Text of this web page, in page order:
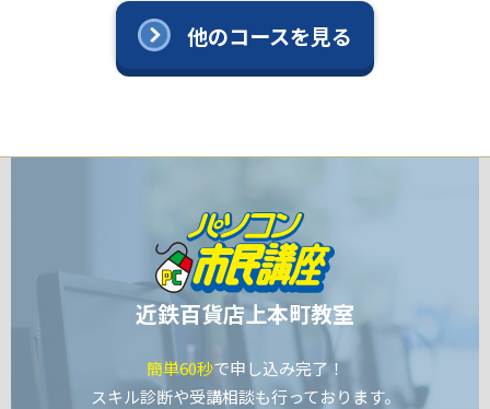
他のコースを見る
近鉄百貨店上本町教室
簡単60秒で申し込み完了！
スキル診断や受講相談も行っております。